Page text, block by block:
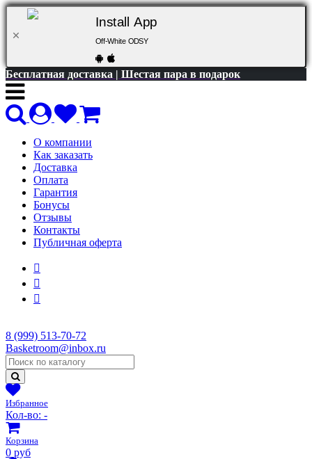
Install App
Off-White ODSY
Бесплатная доставка | Шестая пара в подарок
О компании
Как заказать
Доставка
Оплата
Гарантия
Бонусы
Отзывы
Контакты
Публичная оферта
8 (999) 513-70-72
Basketroom@inbox.ru
Избранное
Кол-во: -
Корзина
0 руб